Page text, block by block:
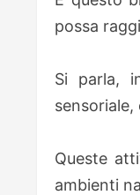
possa
Si parla,
Queste
ambienti